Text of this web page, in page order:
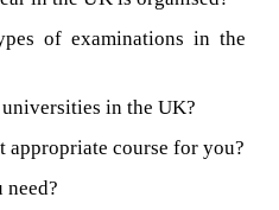
of examinations in the
in the UK?
appropriate course for you?